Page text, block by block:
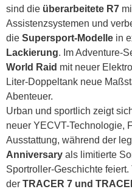
sind die überarbeitete R7
Assistenzsystemen und
die Supersport-Modelle in
Lackierung. Im Adventure-
World Raid mit neuer
Liter-Doppeltank neue
Abenteuer.
Urban und sportlich zeigt
neuer YECVT-Technologie,
Ausstattung, während der
Anniversary als limitierte
Sportroller-Geschichte
der TRACER 7 und